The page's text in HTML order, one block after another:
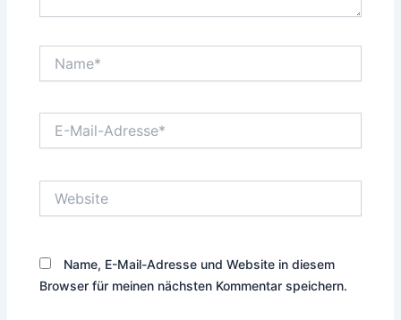
Mail-
Name, E-Mail-Adresse und Website in diesem
Browser für meinen nächsten Kommentar speichern.